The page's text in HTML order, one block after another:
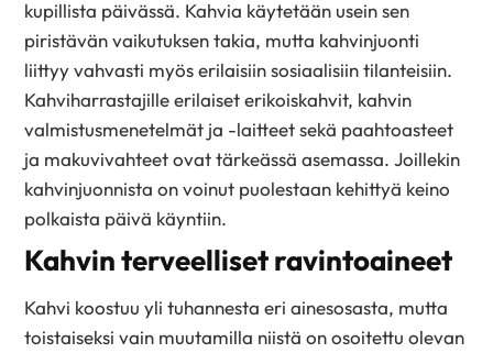
kupillista päivässä. Kahvia käytetään usein sen
piristävän vaikutuksen takia, mutta kahvinjuonti
liittyy vahvasti myös erilaisiin sosiaalisiin tilanteisiin.
Kahviharrastajille erilaiset erikoiskahvit, kahvin
valmistusmenetelmät ja -laitteet sekä paahtoasteet
ja makuvivahteet ovat tärkeässä asemassa. Joillekin
kahvinjuonnista on voinut puolestaan kehittyä keino
polkaista päivä käyntiin.
Kahvin terveelliset ravintoaineet
Kahvi koostuu yli tuhannesta eri ainesosasta, mutta
toistaiseksi vain muutamilla niistä on osoitettu olevan